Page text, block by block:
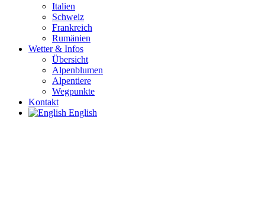
Italien
Schweiz
Frankreich
Rumänien
Wetter & Infos
Übersicht
Alpenblumen
Alpentiere
Wegpunkte
Kontakt
English